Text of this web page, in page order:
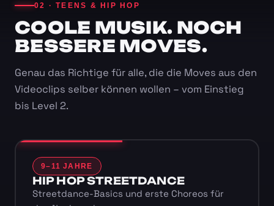
02 · TEENS & HIP HOP
COOLE MUSIK. NOCH
BESSERE MOVES.
Genau das Richtige für alle, die die Moves aus den
Videoclips selber können wollen – vom Einstieg
bis Level 2.
9–11 JAHRE
HIP HOP STREETDANCE
Streetdance-Basics und erste Choreos für